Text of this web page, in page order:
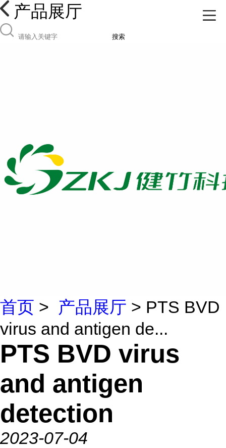
产品展厅
搜索
首页 > 产品展厅 > PTS BVD
virus and antigen de...
PTS BVD virus
and antigen
detection
2023-07-04